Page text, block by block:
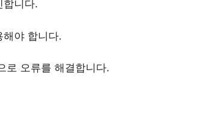
합니다.
해야 합니다.
로 오류를 해결합니다.